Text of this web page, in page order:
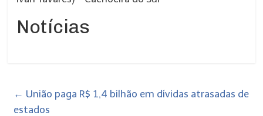
Notícias
← União paga R$ 1,4 bilhão em dívidas atrasadas de
estados